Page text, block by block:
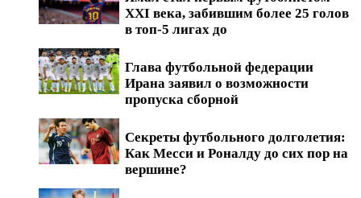
XXI века, забившим более 25 голов
в топ-5 лигах до
Глава футбольной федерации
Ирана заявил о возможности
пропуска сборной
Секреты футбольного долголетия:
Как Месси и Роналду до сих пор на
вершине?